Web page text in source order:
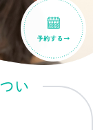
い